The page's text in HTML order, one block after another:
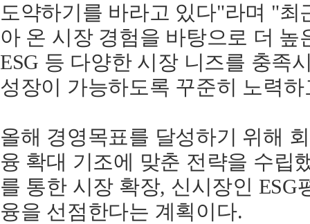
도약하기를 바라고 있다"라며 "최
아 온 시장 경험을 바탕으로 더 높
ESG 등 다양한 시장 니즈를 충족
성장이 가능하도록 꾸준히 노력
올해 경영목표를 달성하기 위해
융 확대 기조에 맞춘 전략을 수립
를 통한 시장 확장, 신시장인 ESG
융을 선점한다는 계획이다.